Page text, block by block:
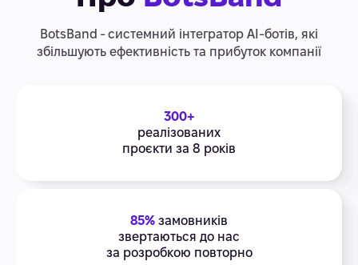
BotsBand - системний інтегратор АІ-ботів, які
збільшують ефективність та прибуток компанії
300+
реалізованих
проєкти за 8 років
85% замовників
звертаються до нас
за розробкою повторно